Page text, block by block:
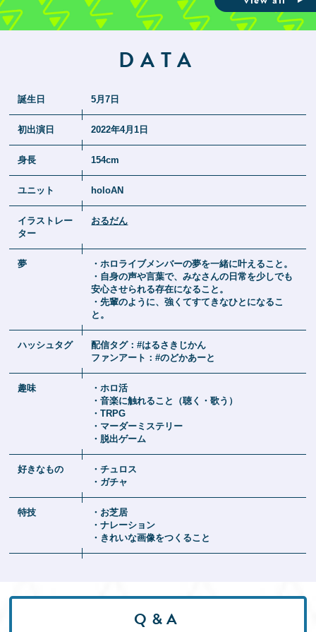
DATA
誕生日 5月7日
初出演日 2022年4月1日
身長 154cm
ユニット holoAN
イラストレー
ター
おるだん
夢
・ホロライブメンバーの夢を一緒に叶えること。
・自身の声や言葉で、みなさんの日常を少しでも
安心させられる存在になること。
・先輩のように、強くてすてきなひとになるこ
と。
ハッシュタグ
配信タグ：#はるさきじかん
ファンアート：#のどかあーと
趣味
・ホロ活
・音楽に触れること（聴く・歌う）
・TRPG
・マーダーミステリー
・脱出ゲーム
好きなもの
・チュロス
・ガチャ
特技
・お芝居
・ナレーション
・きれいな画像をつくること
Q&A